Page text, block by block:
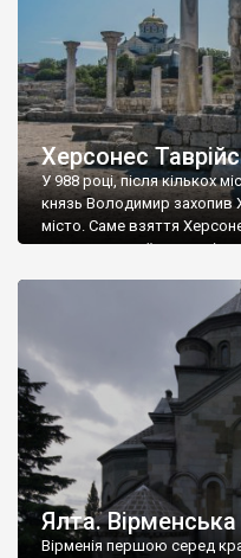
Херсонес
У 988 році, після кількох
князь Володимир захопив
місто. Саме взяття
диктувати свої умови
Херсонесі Володимир-
А потім було Хрещення
Ялта. Вірменська
Вірменія першою серед